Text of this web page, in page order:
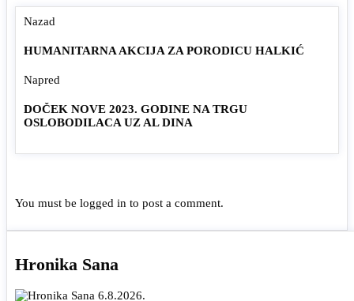
Nazad
HUMANITARNA AKCIJA ZA PORODICU HALKIĆ
Napred
DOČEK NOVE 2023. GODINE NA TRGU
OSLOBODILACA UZ AL DINA
You must be logged in to post a comment.
Hronika Sana